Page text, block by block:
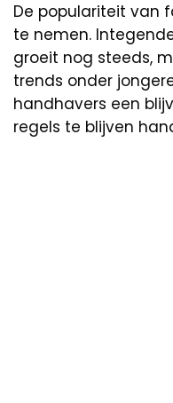
De populariteit van
te nemen.
groeit nog steeds,
trends onder
handhavers een
regels te blijven